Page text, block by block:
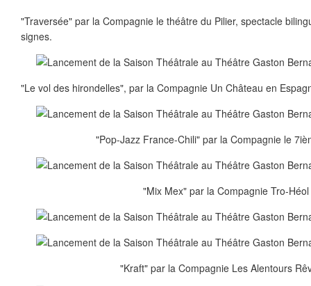
"Traversée" par la Compagnie le théâtre du Pilier, spectacle
signes.
"Le vol des hirondelles", par la Compagnie Un Château en
"Pop-Jazz France-Chili" par la Compagnie le
"Mix Mex" par la Compagnie Tro-
"Kraft" par la Compagnie Les Alentours